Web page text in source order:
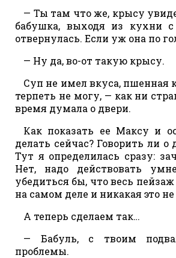
— Ты там что же, крысу
бабушка, выходя из кухни
отвернулась. Если уж она по
— Ну да, во-от такую крысу.
Суп не имел вкуса, пшенная
терпеть не могу, — как ни
время думала о двери.
Как показать ее Максу и
делать сейчас? Говорить ли о
Тут я определилась сразу:
Нет, надо действовать
убедиться бы, что весь
на самом деле и никакая это
А теперь сделаем так…
— Бабуль, с твоим
проблемы.